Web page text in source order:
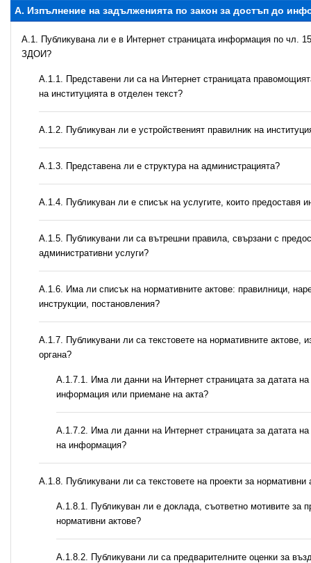
А. Изпълнение на задълженията по закон за достъп до
A.1. Публикувана ли е в Интернет страницата информация по чл.
ЗДОИ?
А.1.1. Представени ли са на Интернет страницата
на институцията в отделен текст?
А.1.2. Публикуван ли е устройственият правилник на
A.1.3. Представена ли е структура на администрацията?
А.1.4. Публикуван ли е списък на услугите, които предоставя
А.1.5. Публикувани ли са вътрешни правила, свързани с
административни услуги?
А.1.6. Има ли списък на нормативните актове: правилници,
инструкции, постановления?
А.1.7. Публикувани ли са текстовете на нормативните актове,
органа?
A.1.7.1. Има ли данни на Интернет страницата за датата
информация или приемане на акта?
A.1.7.2. Има ли данни на Интернет страницата за датата на
на информация?
А.1.8. Публикувани ли са текстовете на проекти за нормативни
А.1.8.1. Публикуван ли е доклада, съответно мотивите за
нормативни актове?
А.1.8.2. Публикувани ли са предварителните оценки за